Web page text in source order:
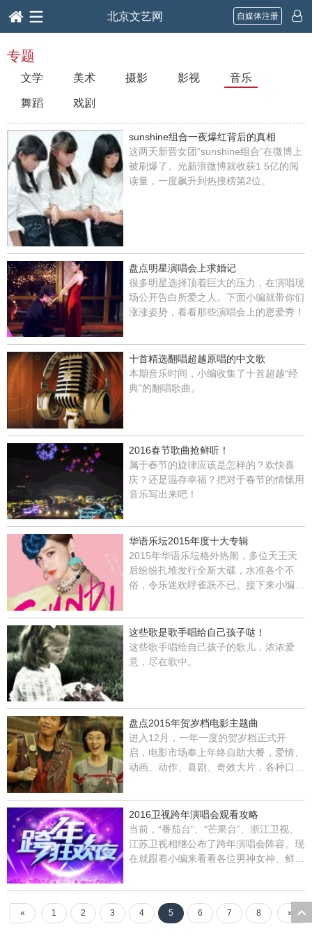
北京文艺网 自媒体注册
专题
文学 美术 摄影 影视 音乐
舞蹈 戏剧
sunshine组合一夜爆红背后的真相
这两天新晋女团“sunshine组合”在微博上
被刷爆了。光新浪微博就收获1 5亿的阅
读量，一度飙升到热搜榜第2位。
盘点明星演唱会上求婚记
很多明星选择顶着巨大的压力，在演唱现
场公开告白所爱之人。下面小编就带你们
涨涨姿势，看看那些演唱会上的恩爱秀！
十首精选翻唱超越原唱的中文歌
本期音乐时间，小编收集了十首超越“经
典”的翻唱歌曲。
2016春节歌曲抢鲜听！
属于春节的旋律应该是怎样的？欢快喜
庆？还是温存幸福？把对于春节的情愫用
音乐写出来吧！
华语乐坛2015年度十大专辑
2015年华语乐坛格外热闹，多位天王天
后纷纷扎堆发行全新大碟，水准各个不
俗，令乐迷欢呼雀跃不已。接下来小编就
这些歌是歌手唱给自己孩子哒！
这些歌手唱给自己孩子的歌儿，浓浓爱
意，尽在歌中。
盘点2015年贺岁档电影主题曲
进入12月，一年一度的贺岁档正式开
启，电影市场奉上年终自助大餐，爱情、
动画、动作、喜剧、奇效大片，各种口味
2016卫视跨年演唱会观看攻略
当前，“番茄台”、“芒果台”、浙江卫视、
江苏卫视相继公布了跨年演唱会阵容。现
在就跟着小编来看看各位男神女神、鲜肉
« 1 2 3 4 5 6 7 8 »